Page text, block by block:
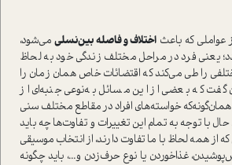
عواملي كه باعث اختلاف و فاصله بين‌نسلي مي‌شود،
يعني فرد در مراحل مختلف زندگي خود به لحاظ‌
را طي مي‌كند كه اقتضائات خاص همان زمان را
گفت كه بعضي از اين مسائل به‌نوعي جنبه‌‌اي از
خواسته‌هاي افراد در مقاطع مختلف سني
با توجه به تمام اين تغييرات و تفاوت‌ها چه بايد
از همه لحاظ با ما تفاوت دارند، از انتخاب موسيقي
غذا‌خوردن يا نوع حرف‌زدن و...، بايد چگونه